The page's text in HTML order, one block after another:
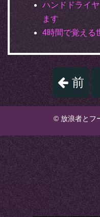
ハンドドライ
ます
4時間で覚える
前
© 放浪者とフ